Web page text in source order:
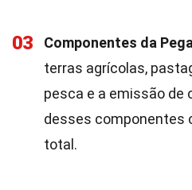
03 Componentes da
terras agrícolas,
pesca e a emissão de
desses componentes
total.